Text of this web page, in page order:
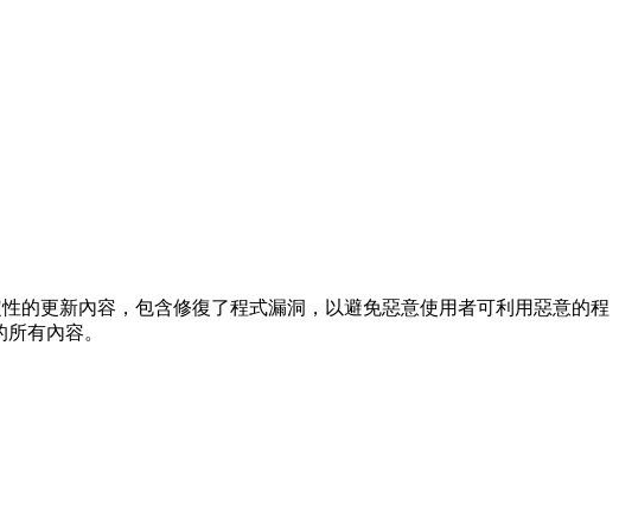
的更新內容，包含修復了程式漏洞，以避免惡意使用者可利用惡意的程
有內容。